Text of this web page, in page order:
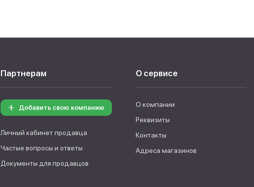
Партнерам
Добавить свою компанию
Личный кабинет продавца
Частые вопросы и ответы
Документы для продавцов
О сервисе
О компании
Реквизиты
Контакты
Адреса магазинов